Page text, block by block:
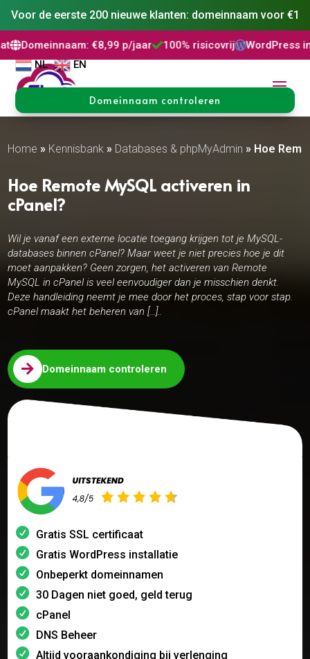
Voor de eerste 200 nieuwe klanten: domeinnaam voor €1
€8,99 p/jaar100% risicovrij WordPress installatie
NL
EN
Domeinnaam controleren
Home » Kennisbank » Databases & phpMyAdmin » Hoe
Hoe Remote MySQL activeren in
cPanel?
Wil je vanaf een externe locatie toegang krijgen tot je MySQL-
databases binnen cPanel? Maar weet je niet precies hoe je dit
moet aanpakken? Geen zorgen, het activeren van Remote
MySQL in cPanel is veel eenvoudiger dan je misschien denkt.
Deze handleiding neemt je mee door het proces, stap voor stap.
cPanel maakt het beheren van […]..
 Domeinnaam controleren
Gratis SSL certificaat
Gratis WordPress installatie
Onbeperkt domeinnamen
30 Dagen niet goed, geld terug
cPanel
DNS Beheer
Altijd vooraankondiging bij verlenging